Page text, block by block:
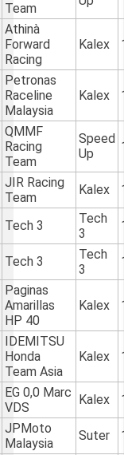
Team
Athinà
Forward
Racing
Kalex
Petronas
Raceline
Malaysia
Kalex
QMMF
Racing
Team
Speed
Up
JIR Racing
Team
Kalex
Tech 3
Tech
3
Tech 3
Tech
3
Paginas
Amarillas
HP 40
Kalex
IDEMITSU
Honda
Team Asia
Kalex
EG 0,0 Marc
VDS
Kalex
JPMoto
Malaysia
Suter